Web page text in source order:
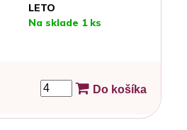
LETO
Na sklade 1 ks
Do košíka